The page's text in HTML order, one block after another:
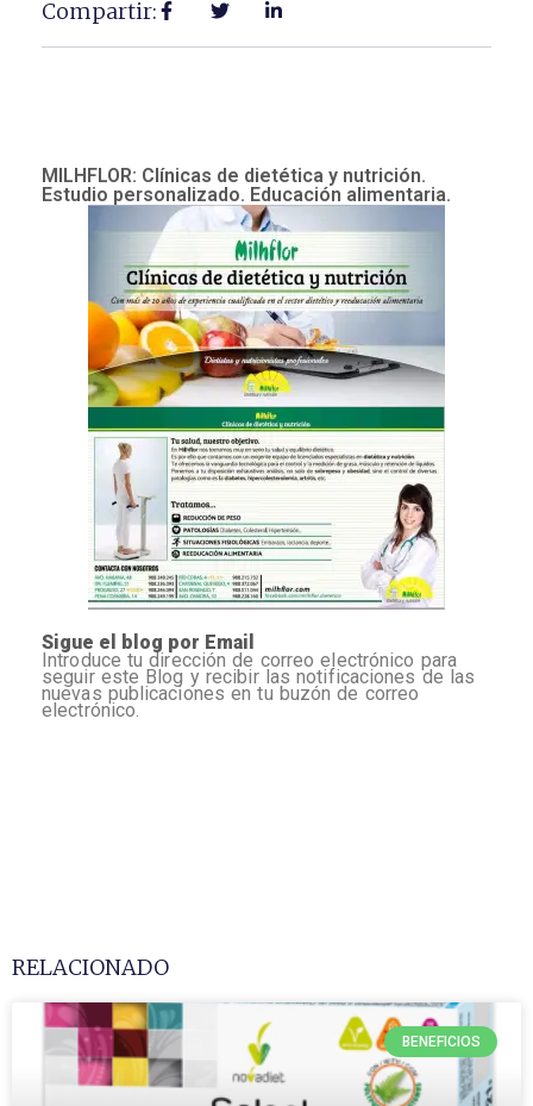
Compartir:
MILHFLOR: Clínicas de dietética y nutrición.
Estudio personalizado. Educación alimentaria.
Sigue el blog por Email
Introduce tu dirección de correo electrónico para
seguir este Blog y recibir las notificaciones de las
nuevas publicaciones en tu buzón de correo
electrónico.
RELACIONADO
BENEFICIOS